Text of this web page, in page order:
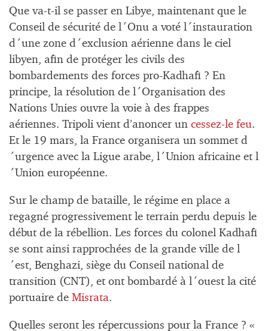
Que va-t-il se passer en Libye, maintenant que le
Conseil de sécurité de l´Onu a voté l´instauration
d´une zone d´exclusion aérienne dans le ciel
libyen, afin de protéger les civils des
bombardements des forces pro-Kadhafi ? En
principe, la résolution de l´Organisation des
Nations Unies ouvre la voie à des frappes
aériennes. Tripoli vient d’anoncer un cessez-le feu.
Et le 19 mars, la France organisera un sommet d
´urgence avec la Ligue arabe, l´Union africaine et l
´Union européenne.
Sur le champ de bataille, le régime en place a
regagné progressivement le terrain perdu depuis le
début de la rébellion. Les forces du colonel Kadhafi
se sont ainsi rapprochées de la grande ville de l
´est, Benghazi, siège du Conseil national de
transition (CNT), et ont bombardé à l´ouest la cité
portuaire de Misrata.
Quelles seront les répercussions pour la France ? «